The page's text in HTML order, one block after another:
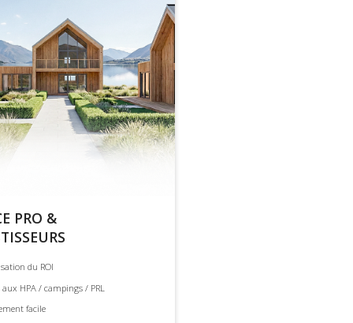
PRO &
du ROI
aux HPA / campings / PRL
facile